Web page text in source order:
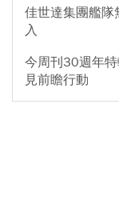
佳世達集團艦隊
入
今周刊30週年
見前瞻行動